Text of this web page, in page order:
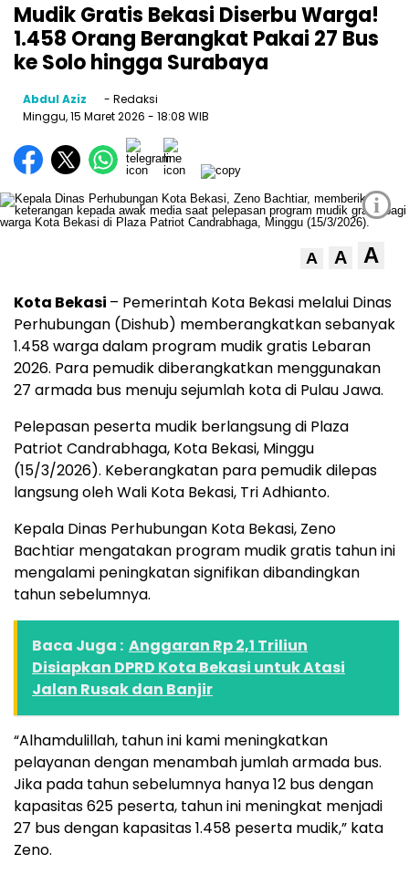
Mudik Gratis Bekasi Diserbu Warga!
1.458 Orang Berangkat Pakai 27 Bus
ke Solo hingga Surabaya
Abdul Aziz
- Redaksi
Minggu, 15 Maret 2026 - 18:08 WIB
i
A A A
Kota Bekasi – Pemerintah Kota Bekasi melalui Dinas
Perhubungan (Dishub) memberangkatkan sebanyak
1.458 warga dalam program mudik gratis Lebaran
2026. Para pemudik diberangkatkan menggunakan
27 armada bus menuju sejumlah kota di Pulau Jawa.
Pelepasan peserta mudik berlangsung di Plaza
Patriot Candrabhaga, Kota Bekasi, Minggu
(15/3/2026). Keberangkatan para pemudik dilepas
langsung oleh Wali Kota Bekasi, Tri Adhianto.
Kepala Dinas Perhubungan Kota Bekasi, Zeno
Bachtiar mengatakan program mudik gratis tahun ini
mengalami peningkatan signifikan dibandingkan
tahun sebelumnya.
Baca Juga : Anggaran Rp 2,1 Triliun
Disiapkan DPRD Kota Bekasi untuk Atasi
Jalan Rusak dan Banjir
“Alhamdulillah, tahun ini kami meningkatkan
pelayanan dengan menambah jumlah armada bus.
Jika pada tahun sebelumnya hanya 12 bus dengan
kapasitas 625 peserta, tahun ini meningkat menjadi
27 bus dengan kapasitas 1.458 peserta mudik,” kata
Zeno.